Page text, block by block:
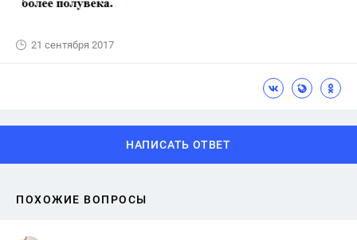
21 сентября 2017
НАПИСАТЬ ОТВЕТ
ПОХОЖИЕ ВОПРОСЫ